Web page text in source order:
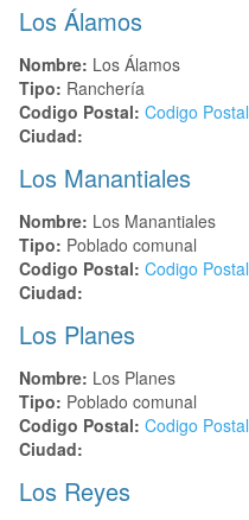
Los Álamos
Nombre: Los Álamos
Tipo: Ranchería
Codigo Postal: Codigo Postal
Ciudad:
Los Manantiales
Nombre: Los Manantiales
Tipo: Poblado comunal
Codigo Postal: Codigo Postal
Ciudad:
Los Planes
Nombre: Los Planes
Tipo: Poblado comunal
Codigo Postal: Codigo Postal
Ciudad:
Los Reyes